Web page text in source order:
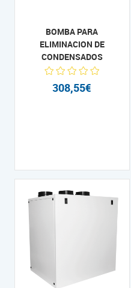
BOMBA PARA
ELIMINACION DE
CONDENSADOS
308,55€